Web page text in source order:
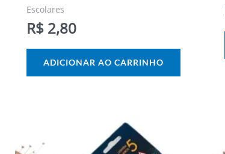
Escolares
R$ 2,80
ADICIONAR AO CARRINHO